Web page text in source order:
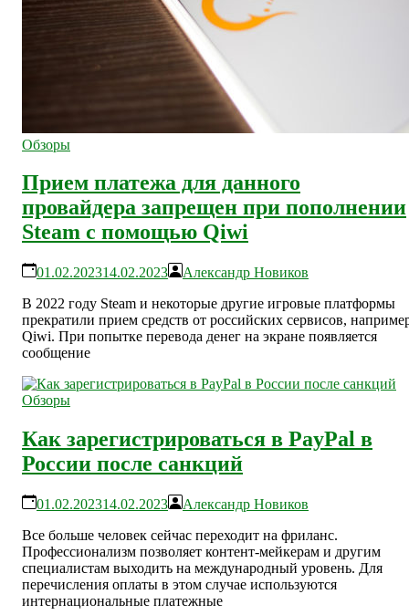
Обзоры
Прием платежа для данного
провайдера запрещен при пополнении
Steam с помощью Qiwi
01.02.202314.02.2023
Александр Новиков
В 2022 году Steam и некоторые другие игровые платформы
прекратили прием средств от российских сервисов,
Qiwi. При попытке перевода денег на экране появляется
сообщение
Обзоры
Как зарегистрироваться в PayPal в
России после санкций
01.02.202314.02.2023
Александр Новиков
Все больше человек сейчас переходит на фриланс.
Профессионализм позволяет контент-мейкерам и другим
специалистам выходить на международный уровень. Для
перечисления оплаты в этом случае используются
интернациональные платежные